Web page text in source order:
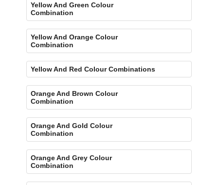
Yellow And Green Colour
Combination
Yellow And Orange Colour
Combination
Yellow And Red Colour Combinations
Orange And Brown Colour
Combination
Orange And Gold Colour
Combination
Orange And Grey Colour
Combination